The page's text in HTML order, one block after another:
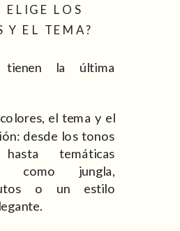
ELIGE LOS
Y EL TEMA?
tienen la última
el tema y el
desde los tonos
temáticas
como jungla,
o un estilo